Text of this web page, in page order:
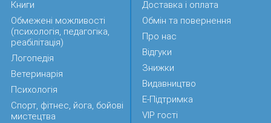
Книги
Обмежені можливості
(психологія, педагогіка,
реабілітація)
Логопедія
Ветеринарія
Психологія
Спорт, фітнес, йога, бойові
мистецтва
Доставка і оплата
Обмін та повернення
Про нас
Відгуки
Знижки
Видавництво
Е-Підтримка
VIP гості